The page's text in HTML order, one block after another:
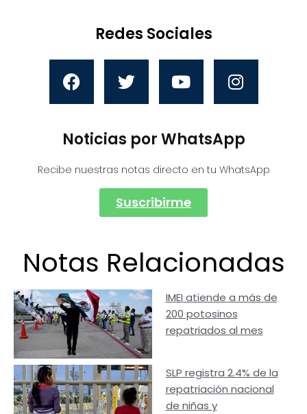
Redes Sociales
Noticias por WhatsApp
Recibe nuestras notas directo en tu WhatsApp
Suscribirme
Notas Relacionadas
IMEI atiende a más de
200 potosinos
repatriados al mes
SLP registra 2.4% de la
repatriación nacional
de niñas y